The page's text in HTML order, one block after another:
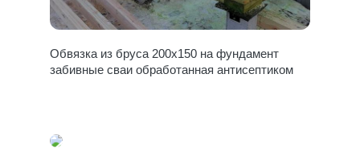
Обвязка из бруса 200х150 на фундамент
забивные сваи обработанная антисептиком